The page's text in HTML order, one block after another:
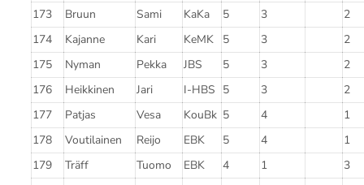
173
Bruun Sami KaKa 5 3
2
174
Kajanne Kari KeMK 5 3
2
175
Nyman Pekka JBS 5 3
2
176
Heikkinen Jari I-HBS 5 3
2
177
Patjas Vesa KouBk 5 4
1
178
Voutilainen Reijo EBK 5 4
1
179
Träff Tuomo EBK 4 1
3